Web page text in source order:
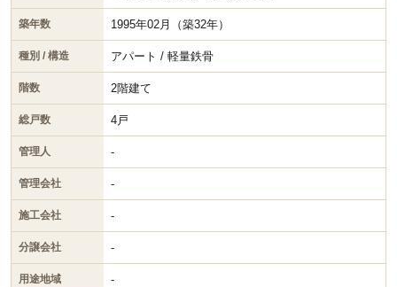
築年数 1995年02月（築32年）
種別 / 構造 アパート / 軽量鉄骨
階数 2階建て
総戸数 4戸
管理人 -
管理会社 -
施工会社 -
分譲会社 -
用途地域 -